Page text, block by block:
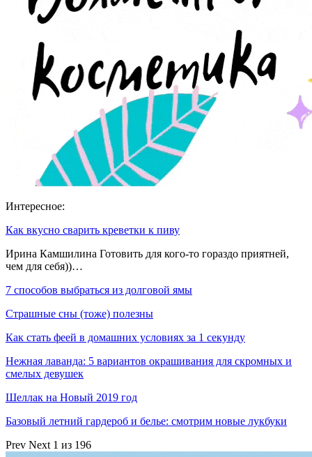
Интересное:
Как вкусно сварить креветки к пиву
Ирина Камшилина Готовить для кого-то гораздо приятней,
чем для себя))…
7 способов выбраться из долговой ямы
Страшные сны (тоже) полезны
Как стать феей в домашних условиях за 1 секунду
Нежная лаванда: 5 вариантов окрашивания для скромных и
смелых девушек
Шеллак на Новый 2019 год
Базовый летний гардероб и белье: смотрим новые лукбуки
Prev Next 1 из 196